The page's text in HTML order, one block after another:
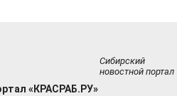
Сибирский
новостной портал
«КРАСРАБ.РУ»